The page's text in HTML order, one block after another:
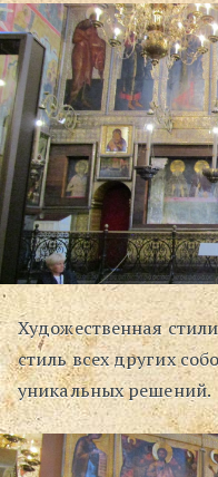
Художественная
стиль всех других
уникальных решений.